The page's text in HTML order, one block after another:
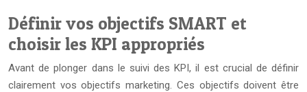
Définir vos objectifs SMART et
choisir les KPI appropriés
Avant de plonger dans le suivi des KPI, il est crucial de définir
clairement vos objectifs marketing. Ces objectifs doivent être